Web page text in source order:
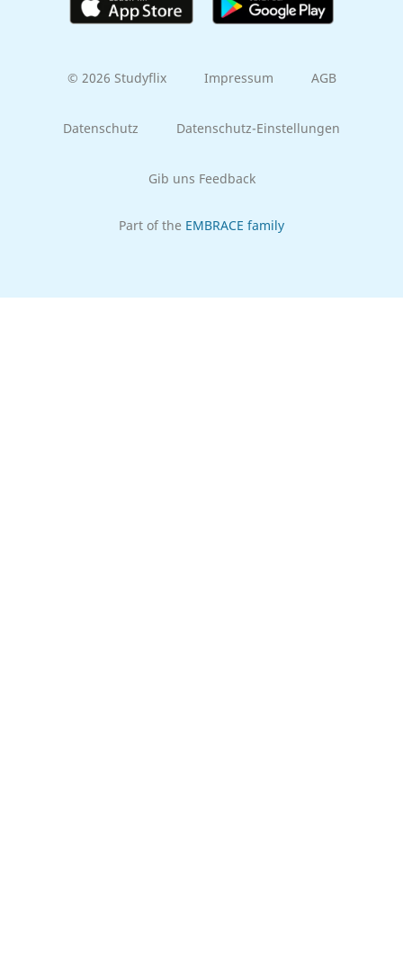
© 2026 Studyflix Impressum AGB
Datenschutz Datenschutz-Einstellungen
Gib uns Feedback
Part of the EMBRACE family